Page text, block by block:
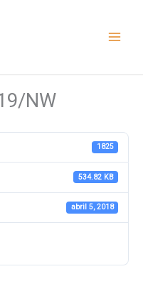
NW
1825
534.82 KB
abril 5, 2018